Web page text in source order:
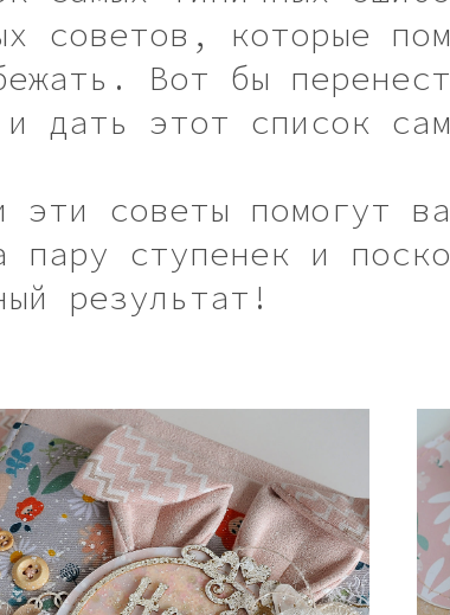
советов, которые
Вот бы
дать этот список
эти советы помогут
пару ступенек и
результат!